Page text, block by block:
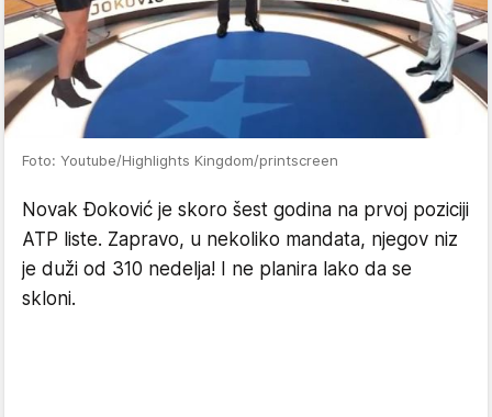
Foto: Youtube/Highlights Kingdom/printscreen
Novak Đoković je skoro šest godina na prvoj poziciji
ATP liste. Zapravo, u nekoliko mandata, njegov niz
je duži od 310 nedelja! I ne planira lako da se
skloni.